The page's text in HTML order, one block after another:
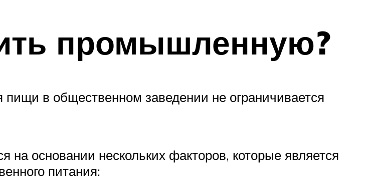
промышленную?
в общественном заведении не ограничивается
основании нескольких факторов, которые является
питания: